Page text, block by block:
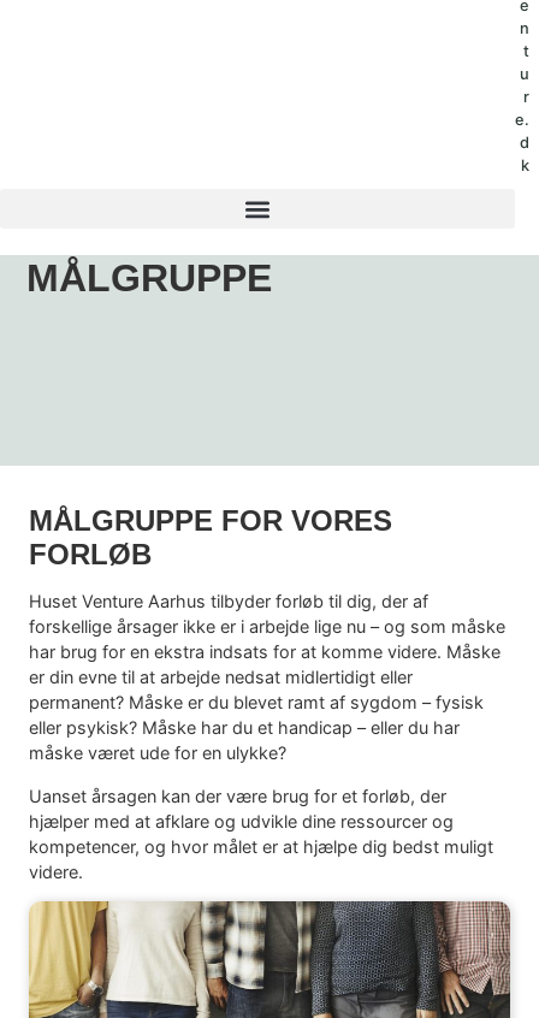
e
n
t
u
r
e.
d
k
MÅLGRUPPE
MÅLGRUPPE FOR VORES
FORLØB
Huset Venture Aarhus tilbyder forløb til dig, der af
forskellige årsager ikke er i arbejde lige nu – og som måske
har brug for en ekstra indsats for at komme videre. Måske
er din evne til at arbejde nedsat midlertidigt eller
permanent? Måske er du blevet ramt af sygdom – fysisk
eller psykisk? Måske har du et handicap – eller du har
måske været ude for en ulykke?
Uanset årsagen kan der være brug for et forløb, der
hjælper med at afklare og udvikle dine ressourcer og
kompetencer, og hvor målet er at hjælpe dig bedst muligt
videre.